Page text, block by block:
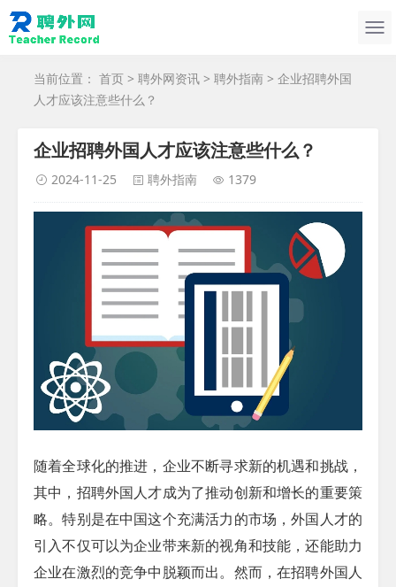
当前位置： 首页 > 聘外网资讯 > 聘外指南 > 企业招聘外国
人才应该注意些什么？
企业招聘外国人才应该注意些什么？
2024-11-25 聘外指南 1379
随着全球化的推进，企业不断寻求新的机遇和挑战，
其中，招聘外国人才成为了推动创新和增长的重要策
略。特别是在中国这个充满活力的市场，外国人才的
引入不仅可以为企业带来新的视角和技能，还能助力
企业在激烈的竞争中脱颖而出。然而，在招聘外国人